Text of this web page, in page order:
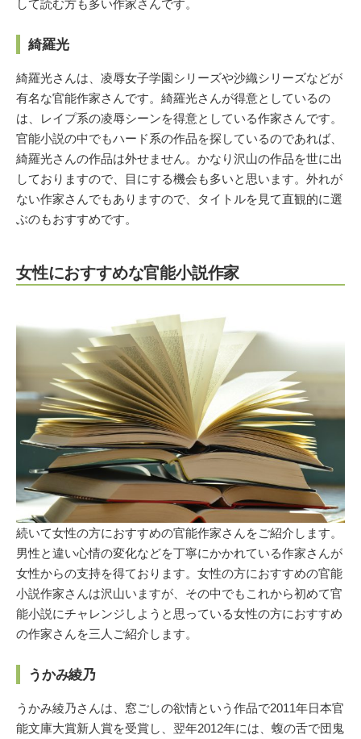
して読む方も多い作家さんです。
綺羅光
綺羅光さんは、凌辱女子学園シリーズや沙織シリーズなどが
有名な官能作家さんです。綺羅光さんが得意としているの
は、レイプ系の凌辱シーンを得意としている作家さんです。
官能小説の中でもハード系の作品を探しているのであれば、
綺羅光さんの作品は外せません。かなり沢山の作品を世に出
しておりますので、目にする機会も多いと思います。外れが
ない作家さんでもありますので、タイトルを見て直観的に選
ぶのもおすすめです。
女性におすすめな官能小説作家
続いて女性の方におすすめの官能作家さんをご紹介します。
男性と違い心情の変化などを丁寧にかかれている作家さんが
女性からの支持を得ております。女性の方におすすめの官能
小説作家さんは沢山いますが、その中でもこれから初めて官
能小説にチャレンジしようと思っている女性の方におすすめ
の作家さんを三人ご紹介します。
うかみ綾乃
うかみ綾乃さんは、窓ごしの欲情という作品で2011年日本官
能文庫大賞新人賞を受賞し、翌年2012年には、蝮の舌で団鬼